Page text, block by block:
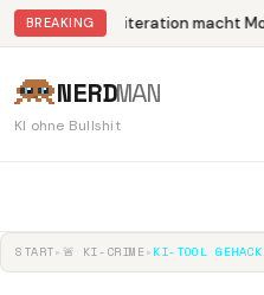
BREAKING Abliteration macht
NERDMAN
KI ohne Bullshit
START▸ 🚨 KI-CRIME▸ KI-TOOL